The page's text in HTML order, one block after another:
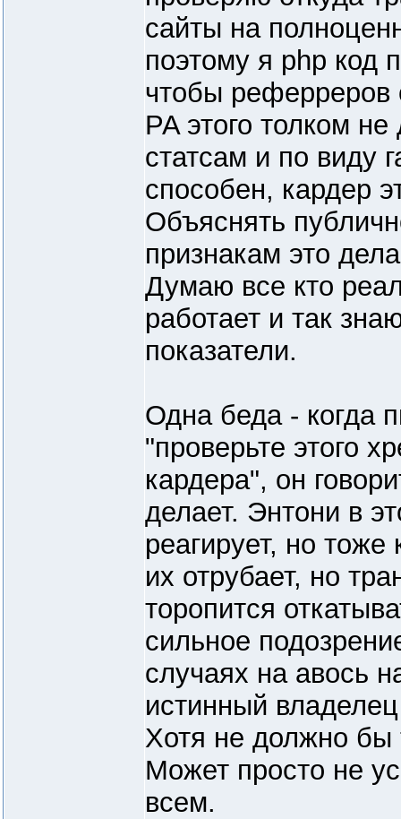
сайты на
поэтому я php код
чтобы реферреров
PA этого толком
статсам и по виду
способен, кардер
Объяснять
признакам это
Думаю все кто
работает и так
показатели.
Одна беда - когда
"проверьте этого
кардера", он
делает. Энтони в
реагирует, но
их отрубает, но
торопится
сильное
случаях на авось
истинный
Хотя не должно бы
Может просто не
всем.